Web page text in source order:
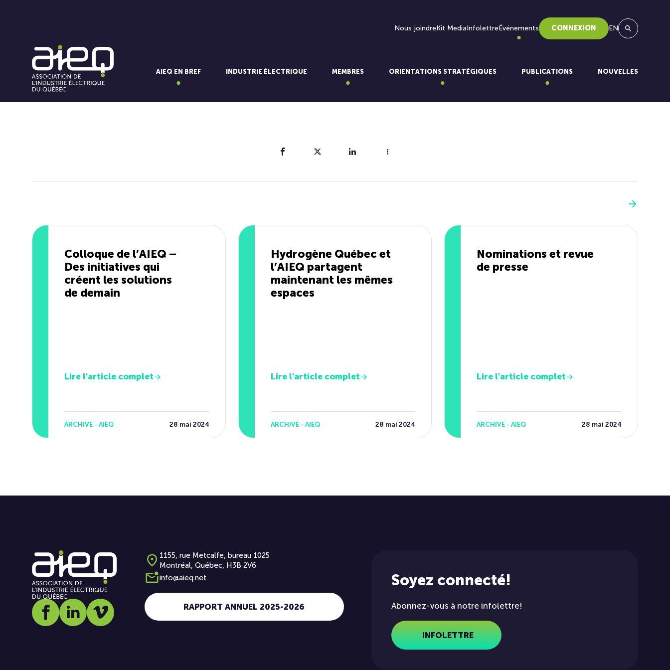
Nous joindreKit MediaInfolettreÉvénements CONNEXION EN
AIEQ EN BREF INDUSTRIE ÉLECTRIQUE MEMBRES ORIENTATIONS STRATÉGIQUES PUBLICATIONS NOUVELLES
Colloque de l’AIEQ –
Des initiatives qui
créent les solutions
de demain
Lire l'article complet
ARCHIVE - AIEQ 28 mai 2024
Hydrogène Québec et
l’AIEQ partagent
maintenant les mêmes
espaces
Lire l'article complet
ARCHIVE - AIEQ 28 mai 2024
Nominations et revue
de presse
Lire l'article complet
ARCHIVE - AIEQ 28 mai 2024
Social media link icon-facebook
Social media link icon-linkedin
Social media link icon-vimeo
1155, rue Metcalfe, bureau 1025
Montréal, Québec, H3B 2V6
info@aieq.net
RAPPORT ANNUEL 2025-2026
Soyez connecté!
Abonnez-vous à notre infolettre!
INFOLETTRE